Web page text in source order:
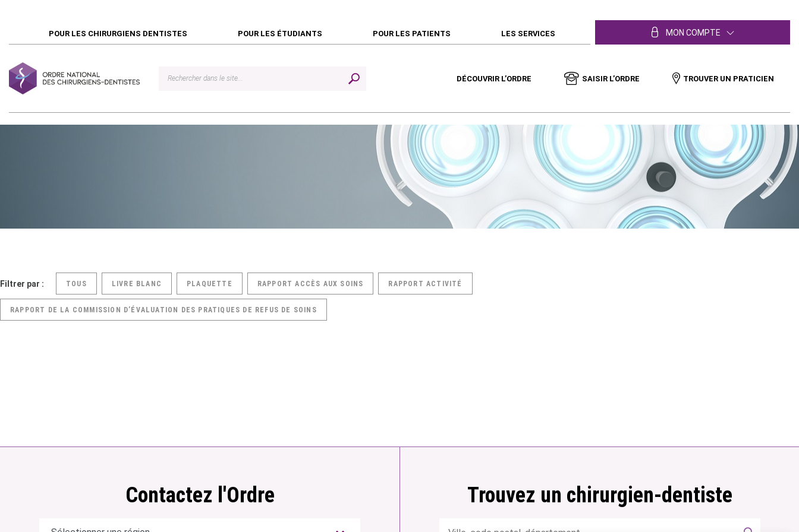
POUR LES CHIRURGIENS DENTISTES POUR LES ÉTUDIANTS POUR LES PATIENTS LES SERVICES MON COMPTE
DÉCOUVRIR L’ORDRE SAISIR L’ORDRE TROUVER UN PRATICIEN
Filtrer par : TOUS LIVRE BLANC PLAQUETTE RAPPORT ACCÈS AUX SOINS RAPPORT ACTIVITÉ
RAPPORT DE LA COMMISSION D’ÉVALUATION DES PRATIQUES DE REFUS DE SOINS
Contactez l'Ordre Trouvez un chirurgien-dentiste